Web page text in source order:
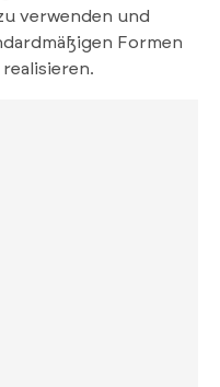
verwenden und
Formen